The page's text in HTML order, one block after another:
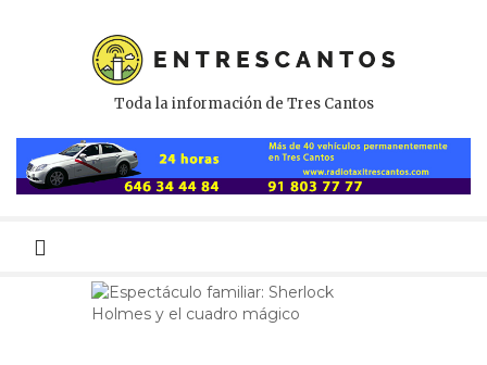
Toda la información de Tres Cantos